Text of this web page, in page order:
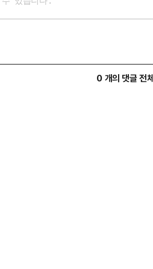
0 개의 댓글 전